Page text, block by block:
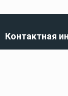
Контактная